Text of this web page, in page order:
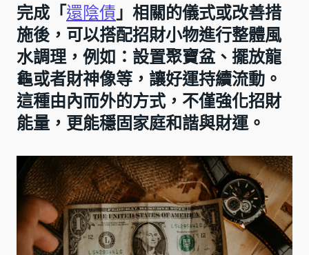
完成「還陰債 」相關的儀式或改善措
施後，可以搭配招財小物進行整體風
水調理，例如：設置聚寶盆、擺放龍
龜或者財神像等，讓好運持續流動。
這種由內而外的方式，不僅強化招財
能量，更能穩固家庭和諧與財運。